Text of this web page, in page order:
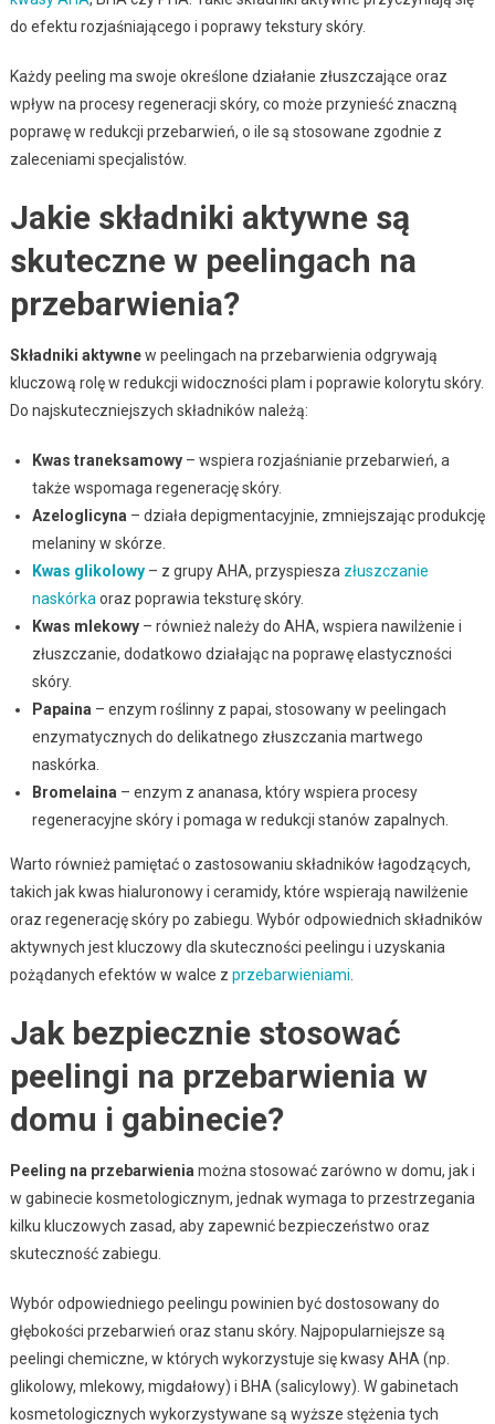
do efektu rozjaśniającego i poprawy tekstury skóry.
Każdy peeling ma swoje określone działanie złuszczające oraz
wpływ na procesy regeneracji skóry, co może przynieść znaczną
poprawę w redukcji przebarwień, o ile są stosowane zgodnie z
zaleceniami specjalistów.
Jakie składniki aktywne są
skuteczne w peelingach na
przebarwienia?
Składniki aktywnew peelingach na przebarwienia odgrywają
kluczową rolę w redukcji widoczności plam i poprawie kolorytu skóry.
Do najskuteczniejszych składników należą:
Kwas traneksamowy– wspiera rozjaśnianie przebarwień, a
także wspomaga regenerację skóry.
Azeloglicyna – działa depigmentacyjnie, zmniejszając produkcję
melaniny w skórze.
Kwas glikolowy– z grupy AHA, przyspiesza złuszczanie
naskórka oraz poprawia teksturę skóry.
Kwas mlekowy– również należy do AHA, wspiera nawilżenie i
złuszczanie, dodatkowo działając na poprawę elastyczności
skóry.
Papaina – enzym roślinny z papai, stosowany w peelingach
enzymatycznych do delikatnego złuszczania martwego
naskórka.
Bromelaina – enzym z ananasa, który wspiera procesy
regeneracyjne skóry i pomaga w redukcji stanów zapalnych.
Warto również pamiętać o zastosowaniu składników łagodzących,
takich jak kwas hialuronowy i ceramidy, które wspierają nawilżenie
oraz regenerację skóry po zabiegu. Wybór odpowiednich składników
aktywnych jest kluczowy dla skuteczności peelingu i uzyskania
pożądanych efektów w walce z przebarwieniami
Jak bezpiecznie stosować
peelingi na przebarwienia w
domu i gabinecie?
Peeling na przebarwienia można stosować zarówno w domu, jak i
w gabinecie kosmetologicznym, jednak wymaga to przestrzegania
kilku kluczowych zasad, aby zapewnić bezpieczeństwo oraz
skuteczność zabiegu.
Wybór odpowiedniego peelingu powinien być dostosowany do
głębokości przebarwień oraz stanu skóry. Najpopularniejsze są
peelingi chemiczne, w których wykorzystuje się kwasy AHA (np.
glikolowy, mlekowy, migdałowy) i BHA (salicylowy). W gabinetach
kosmetologicznych wykorzystywane są wyższe stężenia tych